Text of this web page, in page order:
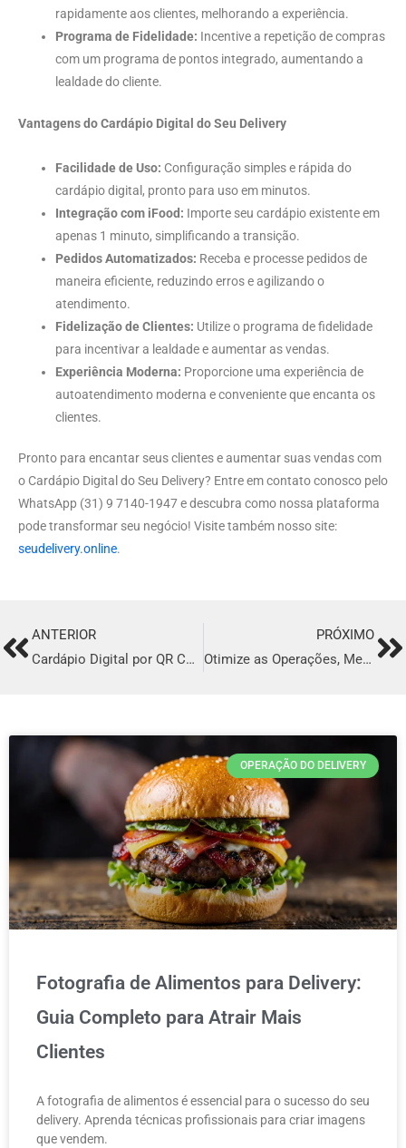
rapidamente aos clientes, melhorando a experiência.
Programa de Fidelidade: Incentive a repetição de compras
com um programa de pontos integrado, aumentando a
lealdade do cliente.
Vantagens do Cardápio Digital do Seu Delivery
Facilidade de Uso: Configuração simples e rápida do
cardápio digital, pronto para uso em minutos.
Integração com iFood: Importe seu cardápio existente em
apenas 1 minuto, simplificando a transição.
Pedidos Automatizados: Receba e processe pedidos de
maneira eficiente, reduzindo erros e agilizando o
atendimento.
Fidelização de Clientes: Utilize o programa de fidelidade
para incentivar a lealdade e aumentar as vendas.
Experiência Moderna: Proporcione uma experiência de
autoatendimento moderna e conveniente que encanta os
clientes.
Pronto para encantar seus clientes e aumentar suas vendas com
o Cardápio Digital do Seu Delivery? Entre em contato conosco pelo
WhatsApp (31) 9 7140-1947 e descubra como nossa plataforma
pode transformar seu negócio! Visite também nosso site:
seudelivery.online.
PrevANTERIOR
Cardápio Digital por QR Code, Tablet e App Garçom
PRÓXIMO
Otimize as Operações, Melhore o Atendimento e Aumente Seus Lucros
OPERAÇÃO DO DELIVERY
Fotografia de Alimentos para Delivery:
Guia Completo para Atrair Mais
Clientes
A fotografia de alimentos é essencial para o sucesso do seu
delivery. Aprenda técnicas profissionais para criar imagens
que vendem.